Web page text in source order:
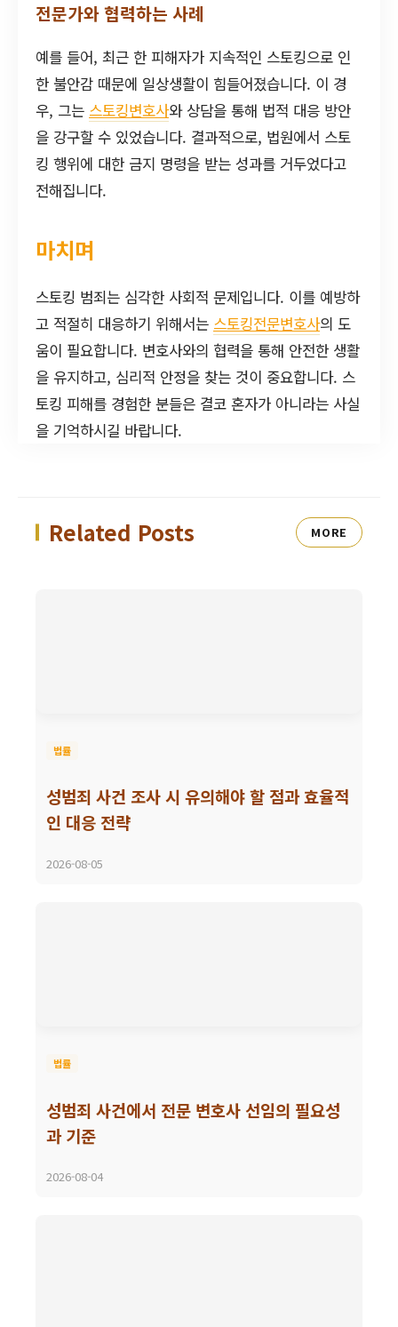
전문가와 협력하는 사례
예를 들어, 최근 한 피해자가 지속적인 스토킹으로 인
한 불안감 때문에 일상생활이 힘들어졌습니다. 이 경
우, 그는 스토킹변호사와 상담을 통해 법적 대응 방안
을 강구할 수 있었습니다. 결과적으로, 법원에서 스토
킹 행위에 대한 금지 명령을 받는 성과를 거두었다고
전해집니다.
마치며
스토킹 범죄는 심각한 사회적 문제입니다. 이를 예방하
고 적절히 대응하기 위해서는 스토킹전문변호사의 도
움이 필요합니다. 변호사와의 협력을 통해 안전한 생활
을 유지하고, 심리적 안정을 찾는 것이 중요합니다. 스
토킹 피해를 경험한 분들은 결코 혼자가 아니라는 사실
을 기억하시길 바랍니다.
Related Posts MORE
법률
성범죄 사건 조사 시 유의해야 할 점과 효율적
인 대응 전략
2026-08-05
법률
성범죄 사건에서 전문 변호사 선임의 필요성
과 기준
2026-08-04